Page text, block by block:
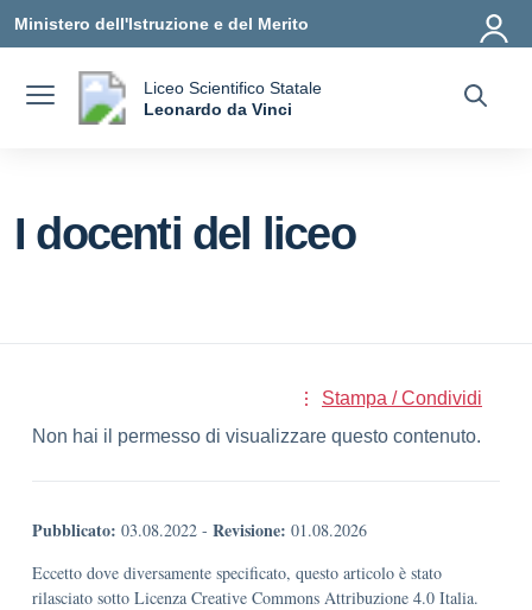
Ministero dell'Istruzione e del Merito
Liceo Scientifico Statale
Leonardo da Vinci
I docenti del liceo
Stampa / Condividi
Non hai il permesso di visualizzare questo contenuto.
Pubblicato: 03.08.2022 - Revisione: 01.08.2026
Eccetto dove diversamente specificato, questo articolo è stato
rilasciato sotto Licenza Creative Commons Attribuzione 4.0 Italia.